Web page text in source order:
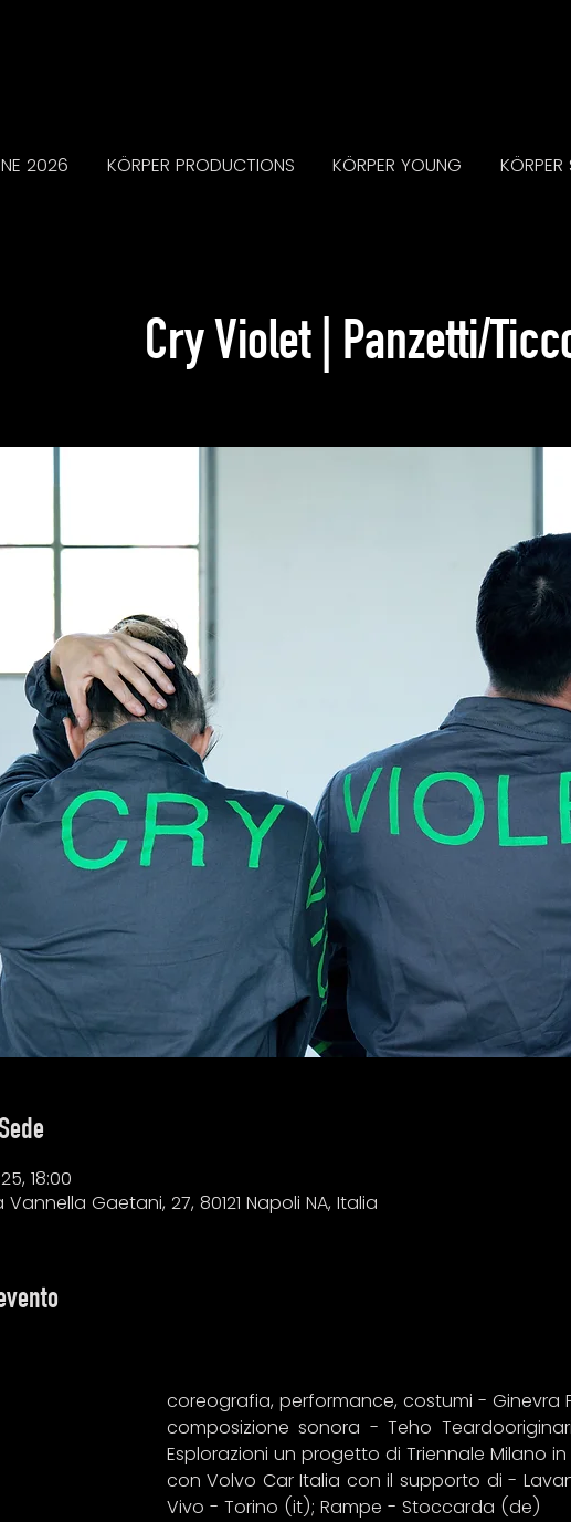
2026 KÖRPER PRODUCTIONS KÖRPER YOUNG
Cry Violet | Panzetti/
18:00
Vannella Gaetani, 27, 80121 Napoli NA, Italia
coreografia, performance, costumi - Ginevra
composizione sonora - Teho
Esplorazioni un progetto di Triennale Milano
con Volvo Car Italia con il supporto di -
Vivo - Torino (it); Rampe - Stoccarda (de)